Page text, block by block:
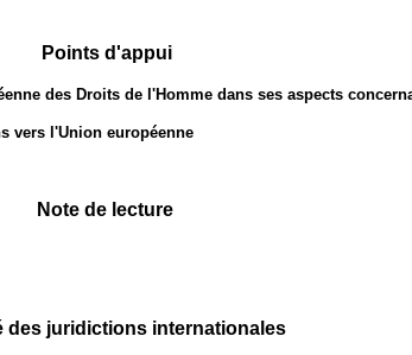
Points d'appui
des Droits de l'Homme dans ses aspects
vers l'Union européenne
Note de lecture
des juridictions internationales